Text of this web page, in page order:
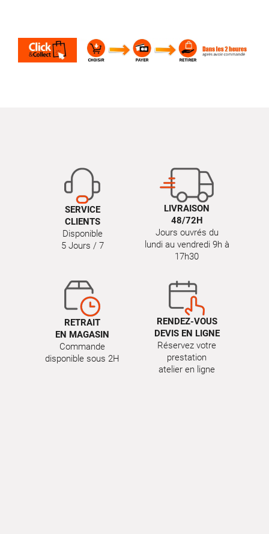
SERVICE
CLIENTS
Disponible
5 Jours / 7
LIVRAISON
48/72H
Jours ouvrés du
lundi au vendredi 9h à
17h30
RETRAIT
EN MAGASIN
Commande
disponible sous 2H
RENDEZ-VOUS
DEVIS EN LIGNE
Réservez votre
prestation
atelier en ligne